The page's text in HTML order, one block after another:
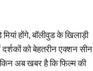
होंगे, बॉलीवुड के खिलाड़ी
दर्शकों को बेहतरीन एक्शन सीन
अब खबर है कि फिल्म की